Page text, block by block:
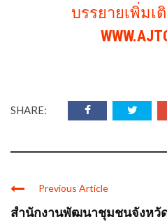
บรรยายเพิ่มเ
SHARE:
Previous Article
สำนักงานพัฒนาชุมชนจังหวั